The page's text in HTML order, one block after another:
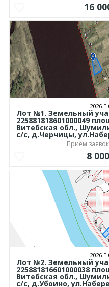
16
Лот №1. Земельный
225881818601000049
Витебская обл.,
с/с, д.Черчицы,
Приём
8
Лот №2. Земельный
225881816601000038
Витебская обл.,
с/с, д.Убоино,